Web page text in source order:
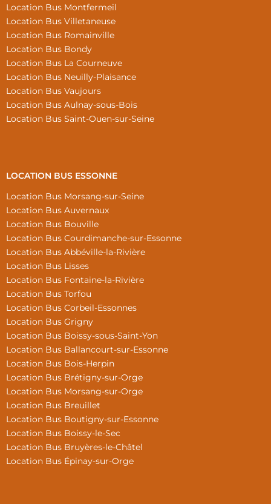
Location Bus Montfermeil
Location Bus Villetaneuse
Location Bus Romainville
Location Bus Bondy
Location Bus La Courneuve
Location Bus Neuilly-Plaisance
Location Bus Vaujours
Location Bus Aulnay-sous-Bois
Location Bus Saint-Ouen-sur-Seine
LOCATION BUS ESSONNE
Location Bus Morsang-sur-Seine
Location Bus Auvernaux
Location Bus Bouville
Location Bus Courdimanche-sur-Essonne
Location Bus Abbéville-la-Rivière
Location Bus Lisses
Location Bus Fontaine-la-Rivière
Location Bus Torfou
Location Bus Corbeil-Essonnes
Location Bus Grigny
Location Bus Boissy-sous-Saint-Yon
Location Bus Ballancourt-sur-Essonne
Location Bus Bois-Herpin
Location Bus Brétigny-sur-Orge
Location Bus Morsang-sur-Orge
Location Bus Breuillet
Location Bus Boutigny-sur-Essonne
Location Bus Boissy-le-Sec
Location Bus Bruyères-le-Châtel
Location Bus Épinay-sur-Orge